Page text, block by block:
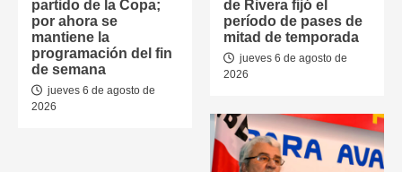
partido de la Copa;
por ahora se
mantiene la
programación del fin
de semana
jueves 6 de agosto de
2026
de Rivera fijó el
período de pases de
mitad de temporada
jueves 6 de agosto de
2026